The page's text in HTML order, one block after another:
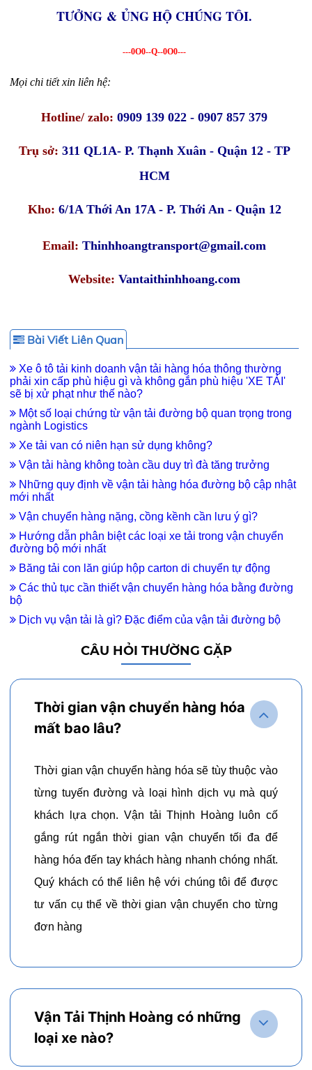
TƯỞNG & ỦNG HỘ CHÚNG TÔI.
---0O0--Q--0O0---
Mọi chi tiết xin liên hệ:
Hotline/ zalo: 0909 139 022 - 0907 857 379
Trụ sở: 311 QL1A- P. Thạnh Xuân - Quận 12 - TP
HCM
Kho: 6/1A Thới An 17A - P. Thới An - Quận 12
Email: Thinhhoangtransport@gmail.com
Website: Vantaithinhhoang.com
Bài Viết Liên Quan
Xe ô tô tải kinh doanh vận tải hàng hóa thông thường
phải xin cấp phù hiệu gì và không gắn phù hiệu 'XE TẢI'
sẽ bị xử phạt như thế nào?
Một số loại chứng từ vận tải đường bộ quan trọng trong
ngành Logistics
Xe tải van có niên hạn sử dụng không?
Vận tải hàng không toàn cầu duy trì đà tăng trưởng
Những quy định về vận tải hàng hóa đường bộ cập nhật
mới nhất
Vận chuyển hàng nặng, cồng kềnh cần lưu ý gì?
Hướng dẫn phân biệt các loại xe tải trong vận chuyển
đường bộ mới nhất
Băng tải con lăn giúp hộp carton di chuyển tự động
Các thủ tục cần thiết vận chuyển hàng hóa bằng đường
bộ
Dịch vụ vận tải là gì? Đặc điểm của vận tải đường bộ
CÂU HỎI THƯỜNG GẶP
Thời gian vận chuyển hàng hóa
mất bao lâu?
Thời gian vận chuyển hàng hóa sẽ tùy thuộc vào
từng tuyến đường và loại hình dịch vụ mà quý
khách lựa chọn. Vận tải Thịnh Hoàng luôn cố
gắng rút ngắn thời gian vận chuyển tối đa để
hàng hóa đến tay khách hàng nhanh chóng nhất.
Quý khách có thể liên hệ với chúng tôi để được
tư vấn cụ thể về thời gian vận chuyển cho từng
đơn hàng
Vận Tải Thịnh Hoàng có những
loại xe nào?